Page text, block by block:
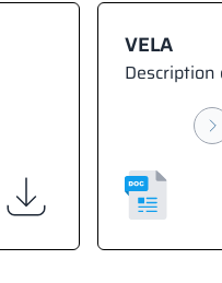
VELA